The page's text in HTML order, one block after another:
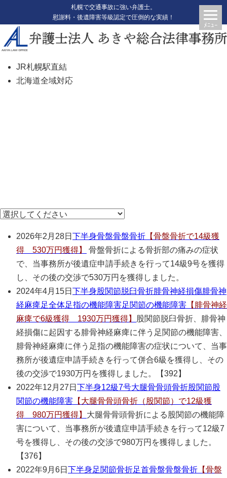
札幌で交通事故に強い弁護士。
慰謝料・後遺障害等級認定で圧倒的な実績！
JR札幌駅直結
北海道全域対応
2026年2月28日 下半身骨盤骨盤骨折 【骨盤骨折で14級獲
得 530万円獲得】
骨盤骨折による骨折部の痛みの症状
で、当事務所が後遺症申請手続きを行って14級9号を獲得
し、その後の交渉で530万円を獲得しました。
2024年4月15日 下半身股関節脱臼骨折腓骨神経損傷腓骨神
経麻痺足全体足指の機能障害足関節の機能障害 【腓骨神経
麻痺で6級獲得 1930万円獲得】
股関節脱臼骨折、腓骨神
経損傷に起因する腓骨神経麻痺に伴う足関節の機能障害、
腓骨神経麻痺に伴う足指の機能障害の症状について、当事
務所が後遺症申請手続きを行って併合6級を獲得し、その
後の交渉で1930万円を獲得しました。【392】
2022年12月27日 下半身12級7号大腿骨骨頭骨折股関節股
関節の機能障害 【大腿骨骨頭骨折（股関節）で12級獲
得 980万円獲得】 大腿骨骨頭骨折による股関節の機能障
害について、当事務所が後遺症申請手続きを行って12級7
号を獲得し、その後の交渉で980万円を獲得しました。
【376】
2022年9月6日 下半身足関節骨折足首骨盤骨盤骨折 【骨盤